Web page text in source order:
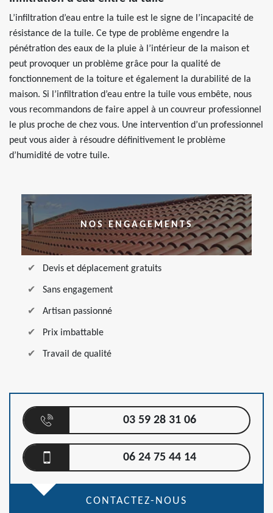
L’infiltration d’eau entre la tuile est le signe de l’incapacité de
résistance de la tuile. Ce type de problème engendre la
pénétration des eaux de la pluie à l’intérieur de la maison et
peut provoquer un problème grâce pour la qualité de
fonctionnement de la toiture et également la durabilité de la
maison. Si l’infiltration d’eau entre la tuile vous embête, nous
vous recommandons de faire appel à un couvreur professionnel
le plus proche de chez vous. Une intervention d’un professionnel
peut vous aider à résoudre définitivement le problème
d’humidité de votre tuile.
NOS ENGAGEMENTS
Devis et déplacement gratuits
Sans engagement
Artisan passionné
Prix imbattable
Travail de qualité
03 59 28 31 06
06 24 75 44 14
CONTACTEZ-NOUS